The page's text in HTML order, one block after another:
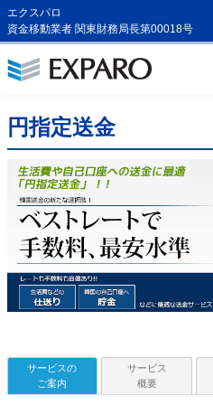
エクスパロ
資金移動業者 関東財務局長第00018号
円指定送金
サービスの
ご案内
サービス
概要